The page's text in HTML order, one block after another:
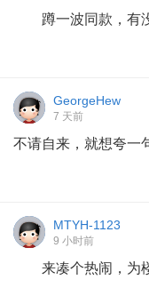
蹲一波同款，有没
GeorgeHew
7 天前
不请自来，就想夸一
MTYH-1123
9 小时前
来凑个热闹，为楼